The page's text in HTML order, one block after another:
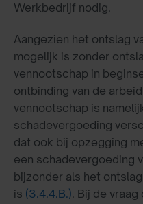
Werkbedrijf nodig.
Aangezien het ontslag
mogelijk is zonder
vennootschap in
ontbinding van de
vennootschap is
schadevergoeding
dat ook bij opzegging
een schadevergoeding
bijzonder als het
is (3.4.4.B.). Bij de